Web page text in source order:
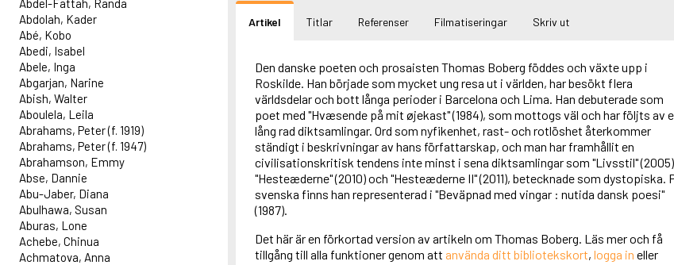
Abdel-Fattah, Randa
Abdolah, Kader
Abé, Kobo
Abedi, Isabel
Abele, Inga
Abgarjan, Narine
Abish, Walter
Aboulela, Leila
Abrahams, Peter (f. 1919)
Abrahams, Peter (f. 1947)
Abrahamson, Emmy
Abse, Dannie
Abu-Jaber, Diana
Abulhawa, Susan
Aburas, Lone
Achebe, Chinua
Achmatova, Anna
Artikel Titlar Referenser Filmatiseringar Skriv ut
Den danske poeten och prosaisten Thomas Boberg föddes och växte upp i
Roskilde. Han började som mycket ung resa ut i världen, har besökt flera
världsdelar och bott långa perioder i Barcelona och Lima. Han debuterade som
poet med "Hvæsende på mit øjekast" (1984), som mottogs väl och har följts av
lång rad diktsamlingar. Ord som nyfikenhet, rast- och rotlöshet återkommer
ständigt i beskrivningar av hans författarskap, och man har framhållit en
civilisationskritisk tendens inte minst i sena diktsamlingar som "Livsstil"
"Hesteæderne" (2010) och "Hesteæderne II" (2011), betecknade som dystopiska.
svenska finns han representerad i "Beväpnad med vingar : nutida dansk poesi"
(1987).
Det här är en förkortad version av artikeln om Thomas Boberg. Läs mer och få
tillgång till alla funktioner genom att använda ditt bibliotekskort, logga in eller